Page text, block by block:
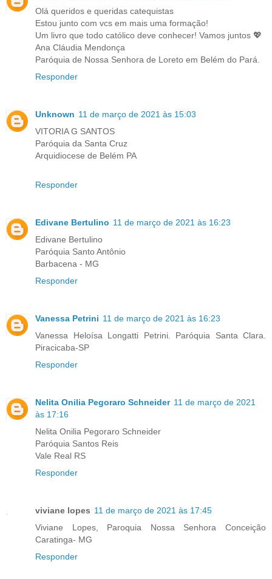
Olá queridos e queridas catequistas
Estou junto com vcs em mais uma formação!
Um livro que todo católico deve conhecer! Vamos juntos 💖
Ana Cláudia Mendonça
Paróquia de Nossa Senhora de Loreto em Belém do Pará.
Responder
Unknown 11 de março de 2021 às 15:03
VITORIA G SANTOS
Paróquia da Santa Cruz
Arquidiocese de Belém PA
Responder
Edivane Bertulino 11 de março de 2021 às 16:23
Edivane Bertulino
Paróquia Santo Antônio
Barbacena - MG
Responder
Vanessa Petrini 11 de março de 2021 às 16:23
Vanessa Heloísa Longatti Petrini. Paróquia Santa Clara.
Piracicaba-SP
Responder
Nelita Onilia Pegoraro Schneider 11 de março de 2021
às 17:16
Nelita Onilia Pegoraro Schneider
Paróquia Santos Reis
Vale Real RS
Responder
viviane lopes 11 de março de 2021 às 17:45
Viviane Lopes, Paroquia Nossa Senhora Conceição
Caratinga- MG
Responder